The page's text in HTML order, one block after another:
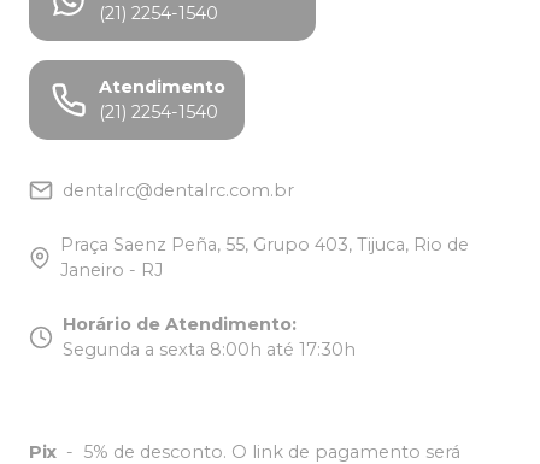
(21) 2254-1540
Atendimento
(21) 2254-1540
dentalrc@dentalrc.com.br
Praça Saenz Peña, 55, Grupo 403, Tijuca, Rio de
Janeiro - RJ
Horário de Atendimento:
Segunda a sexta 8:00h até 17:30h
Pix - 5% de desconto. O link de pagamento será